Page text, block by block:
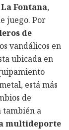
Fontana,
juego. Por
de
vandálicos en
ubicada en
está más
de
también a
multideporte